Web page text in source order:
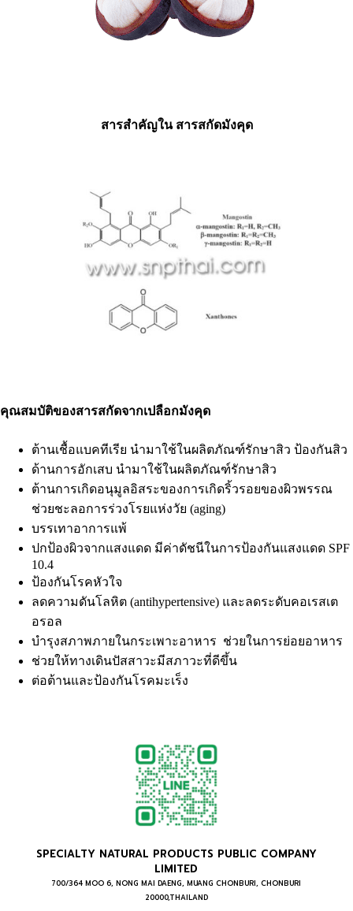
สารสำคัญใน สารสกัดมังคุด
คุณสมบัติของสารสกัดจากเปลือกมังคุด
ต้านเชื้อแบคทีเรีย นำมาใช้ในผลิตภัณฑ์รักษาสิว ป้องกันสิว
ด้านการอักเสบ นำมาใช้ในผลิตภัณฑ์รักษาสิว
ต้านการเกิดอนุมูลอิสระของการเกิดริ้วรอยของผิวพรรณ
ช่วยชะลอการร่วงโรยแห่งวัย (aging)
บรรเทาอาการแพ้
ปกป้องผิวจากแสงแดด มีค่าดัชนีในการป้องกันแสงแดด SPF
10.4
ป้องกันโรคหัวใจ
ลดความดันโลหิต (antihypertensive) และลดระดับคอเรสเต
อรอล
บำรุงสภาพภายในกระเพาะอาหาร ช่วยในการย่อยอาหาร
ช่วยให้ทางเดินปัสสาวะมีสภาวะที่ดีขึ้น
ต่อต้านและป้องกันโรคมะเร็ง
SPECIALTY NATURAL PRODUCTS PUBLIC COMPANY
LIMITED
700/364 MOO 6, NONG MAI DAENG, MUANG CHONBURI, CHONBURI
20000,THAILAND